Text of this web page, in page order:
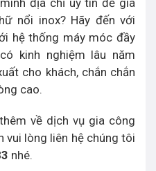
nổi inox? Hãy đến với
hệ thống máy móc đầy
kinh nghiệm lâu năm
cho khách, chắn chắn
cao.
về dịch vụ gia công
vui lòng liên hệ chúng tôi
nhé.